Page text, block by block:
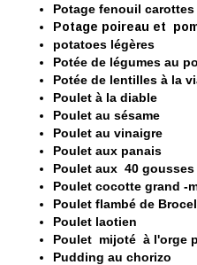
Potage fenouil carottes
Potage poireau et
potatoes légères
Potée de légumes au
Potée de lentilles à la
Poulet à la diable
Poulet au sésame
Poulet au vinaigre
Poulet aux panais
Poulet aux 40 gousses
Poulet cocotte grand -
Poulet flambé de
Poulet laotien
Poulet mijoté à l'orge
Pudding au chorizo